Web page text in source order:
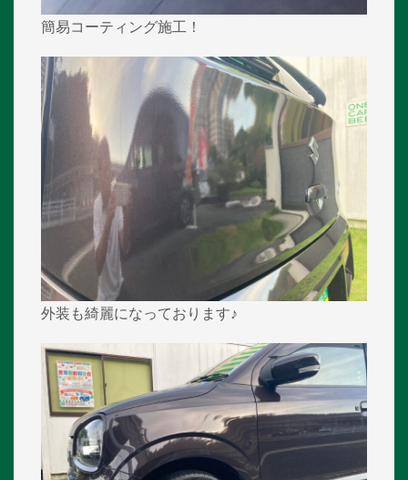
簡易コーティング施工！
外装も綺麗になっております♪